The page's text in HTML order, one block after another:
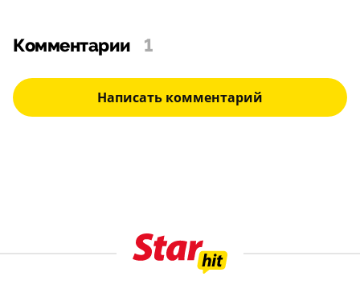
Комментарии 1
Написать комментарий